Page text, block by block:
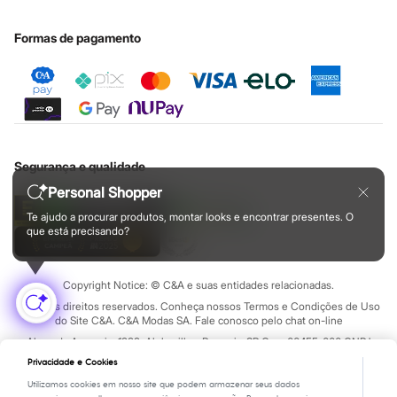
Flare
Novas modelagens
Reta
Skinny
Wide Leg
Sawary
NovidadesPersonal Shopper
Te ajudo a procurar produtos, montar looks e encontrar presentes. O
que está precisando?
Sobre o cartão presente
Central de ética
Formas de pagamento
Segurança e qualidade
Copyright Notice: © C&A e suas entidades relacionadas.
Todos os direitos reservados. Conheça nossos Termos e Condições de Uso
do Site C&A. C&A Modas SA. Fale conosco pelo chat on-line
Alameda Araguaia, 1222, Alphaville - Barueri - SP Cep: 06455-000 CNPJ
Privacidade e Cookies
Utilizamos cookies em nosso site que podem armazenar seus dados